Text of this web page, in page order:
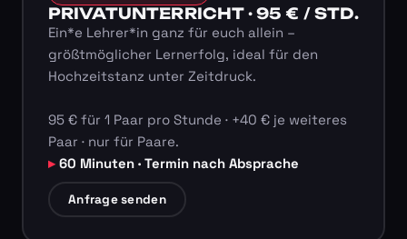
PRIVATUNTERRICHT · 95 € / STD.
Ein*e Lehrer*in ganz für euch allein –
größtmöglicher Lernerfolg, ideal für den
Hochzeitstanz unter Zeitdruck.
95 € für 1 Paar pro Stunde · +40 € je weiteres
Paar · nur für Paare.
60 Minuten · Termin nach Absprache
Anfrage senden